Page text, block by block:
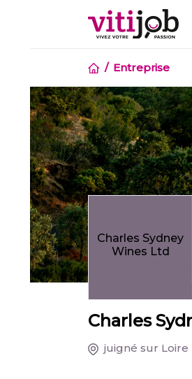
Entreprise
Charles Sydney
Wines Ltd
Charles
juigné sur Loire